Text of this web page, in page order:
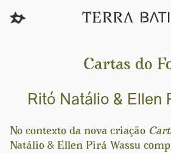
Cartas do
Ritó Natálio & Ellen
No contexto da nova criação
Natálio & Ellen Pirá Wassu